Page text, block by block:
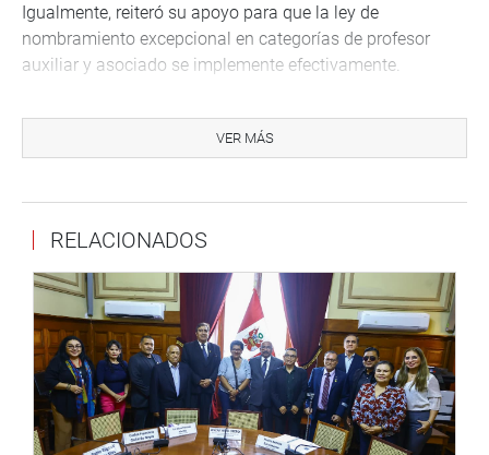
Igualmente, reiteró su apoyo para que la ley de
nombramiento excepcional en categorías de profesor
auxiliar y asociado se implemente efectivamente.
peruano debe valorar a quienes dedican su vida al
servicio público, mereciendo un trato justo, remuneración
invitando a trabajar juntos por los cambios que el #Perú
Mientras, en la sede del Gobierno Región de Arequipa, el
congresista Alex Paredes participó en la presentación de
la cartera priorizada de los estudios de inversión territorial
para Arequipa y metas planificadas para el 2025, por
parte del Ministerio de Economía y Finanzas.
VER MÁS
RELACIONADOS